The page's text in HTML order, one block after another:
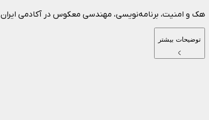
هک و امنیت، برنامه‌نویسی، مهندسی معکوس در آکادمی ایران 123
توضیحات بیشتر